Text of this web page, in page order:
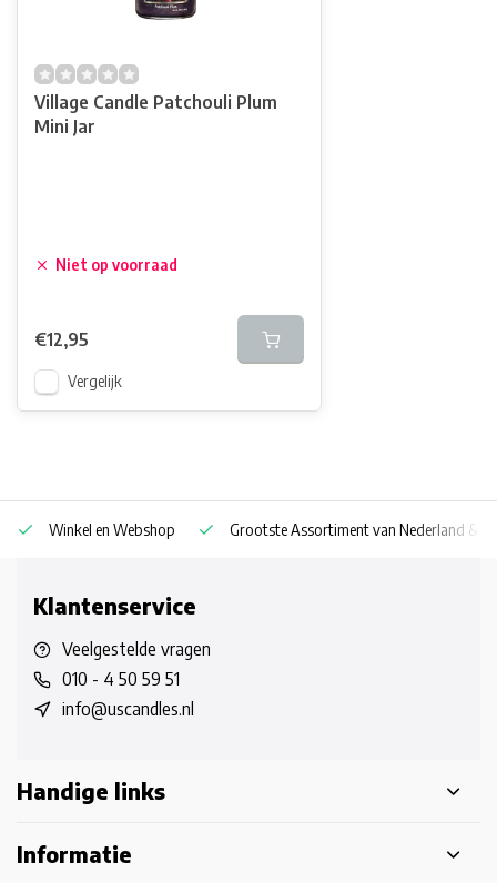
Village Candle Patchouli Plum
Mini Jar
Niet op voorraad
€12,95
Vergelijk
Winkel en Webshop Grootste Assortiment van Nederland &
Klantenservice
Veelgestelde vragen
010 - 4 50 59 51
info@uscandles.nl
Handige links
Informatie